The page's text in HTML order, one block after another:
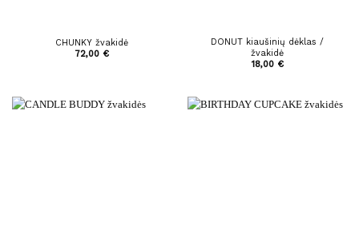
CHUNKY žvakidė
72,00 €
DONUT kiaušinių dėklas /
žvakidė
18,00 €